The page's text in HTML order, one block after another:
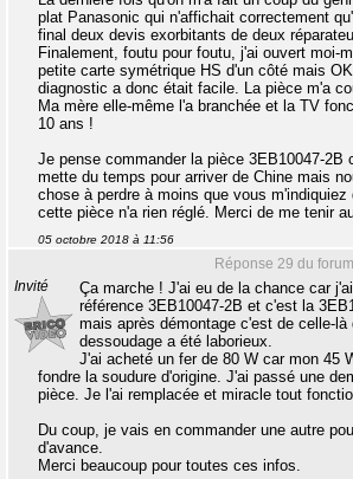
plat Panasonic qui n'affichait correctement
final deux devis exorbitants de deux
Finalement, foutu pour foutu, j'ai ouvert moi-
petite carte symétrique HS d'un côté mais
diagnostic a donc était facile. La pièce m'a
Ma mère elle-même l'a branchée et la TV
10 ans !
Je pense commander la pièce 3EB10047-2B
mette du temps pour arriver de Chine mais
chose à perdre à moins que vous m'indiquiez
cette pièce n'a rien réglé. Merci de me tenir
05 octobre 2018 à 11:56
Réponse 29 du
Invité
Ça marche ! J'ai eu de la chance car
référence 3EB10047-2B et c'est la
mais après démontage c'est de celle-
dessoudage a été laborieux.
J'ai acheté un fer de 80 W car mon 45
fondre la soudure d'origine. J'ai passé une
pièce. Je l'ai remplacée et miracle tout
Du coup, je vais en commander une autre
d'avance.
Merci beaucoup pour toutes ces infos.